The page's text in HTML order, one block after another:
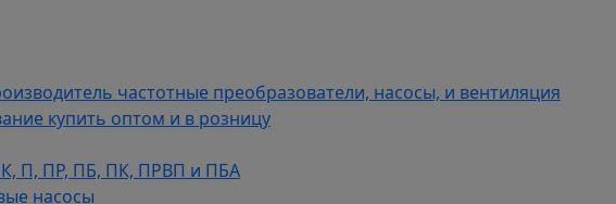
частотные преобразователи, насосы, и вентиляция
купить оптом и в розницу
П, ПР, ПБ, ПК, ПРВП и ПБА
насосы